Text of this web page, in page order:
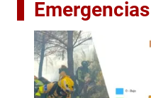
Emergencias